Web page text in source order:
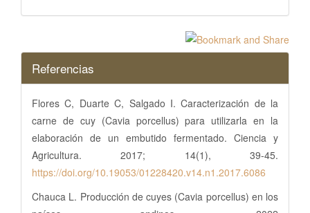
Referencias
Flores C, Duarte C, Salgado I. Caracterización de la
carne de cuy (Cavia porcellus) para utilizarla en la
elaboración de un embutido fermentado. Ciencia y
Agricultura. 2017; 14(1), 39-45.
https://doi.org/10.19053/01228420.v14.n1.2017.6086
Chauca L. Producción de cuyes (Cavia porcellus) en los